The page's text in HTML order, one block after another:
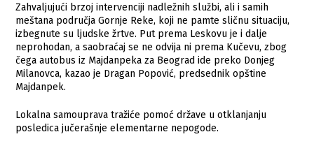
Zahvaljujući brzoj intervenciji nadležnih službi, ali i samih
meštana područja Gornje Reke, koji ne pamte sličnu situaciju,
izbegnute su ljudske žrtve. Put prema Leskovu je i dalje
neprohodan, a saobraćaj se ne odvija ni prema Kučevu, zbog
čega autobus iz Majdanpeka za Beograd ide preko Donjeg
Milanovca, kazao je Dragan Popović, predsednik opštine
Majdanpek.
Lokalna samouprava tražiće pomoć države u otklanjanju
posledica jučerašnje elementarne nepogode.